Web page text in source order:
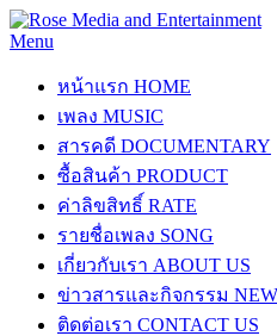
Menu
หน้าแรก HOME
เพลง MUSIC
สารคดี DOCUMENTARY
ซื้อสินค้า PRODUCT
ค่าลิขสิทธิ์ RATE
รายชื่อเพลง SONG
เกี่ยวกับเรา ABOUT US
ข่าวสารและกิจกรรม
ติดต่อเรา CONTACT US